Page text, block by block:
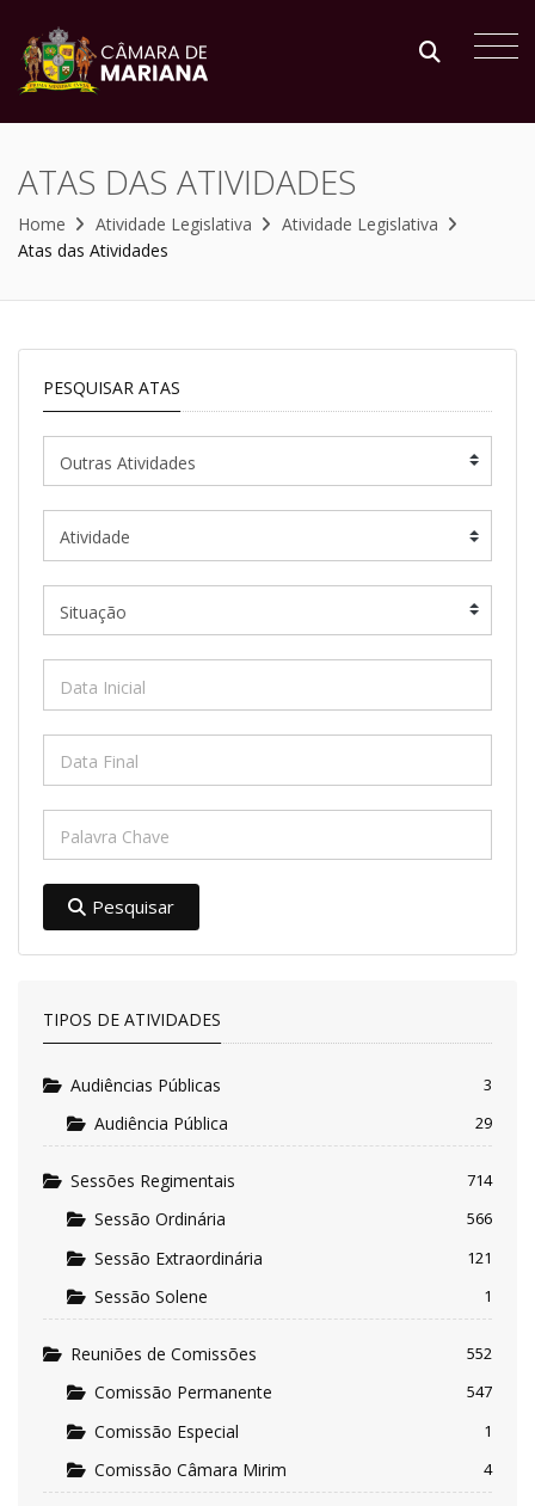
ATAS DAS ATIVIDADES
Home Atividade Legislativa
Atividade Legislativa
Atas das Atividades
PESQUISAR ATAS
Pesquisar
TIPOS DE ATIVIDADES
Audiências Públicas 3
Audiência Pública 29
Sessões Regimentais 714
Sessão Ordinária 566
Sessão Extraordinária 121
Sessão Solene 1
Reuniões de Comissões 552
Comissão Permanente 547
Comissão Especial 1
Comissão Câmara Mirim 4